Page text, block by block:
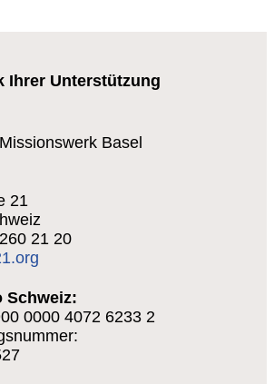
Ihrer Unterstützung
Basel
21
21 20
Schweiz:
0000 4072 6233 2